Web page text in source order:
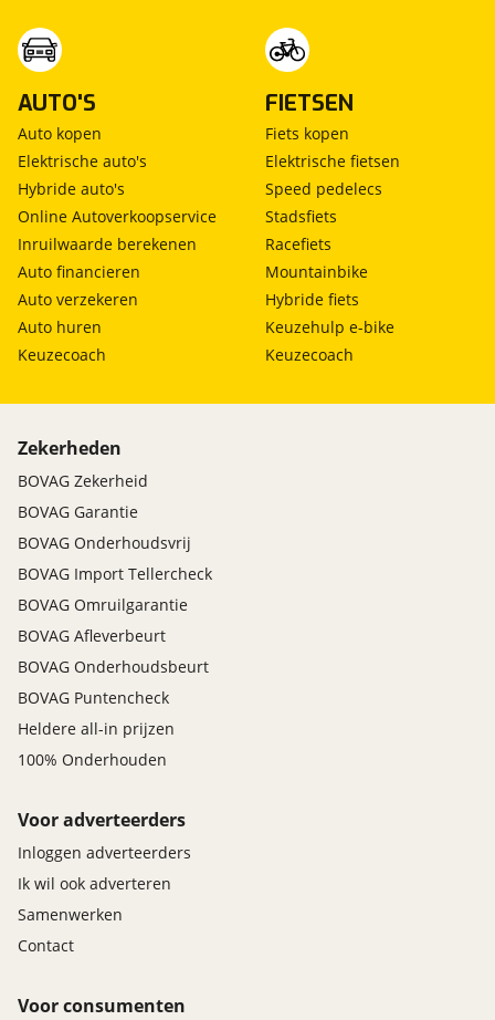
AUTO'S
Auto kopen
Elektrische auto's
Hybride auto's
Online Autoverkoopservice
Inruilwaarde berekenen
Auto financieren
Auto verzekeren
Auto huren
Keuzecoach
FIETSEN
Fiets kopen
Elektrische fietsen
Speed pedelecs
Stadsfiets
Racefiets
Mountainbike
Hybride fiets
Keuzehulp e-bike
Keuzecoach
Zekerheden
BOVAG Zekerheid
BOVAG Garantie
BOVAG Onderhoudsvrij
BOVAG Import Tellercheck
BOVAG Omruilgarantie
BOVAG Afleverbeurt
BOVAG Onderhoudsbeurt
BOVAG Puntencheck
Heldere all-in prijzen
100% Onderhouden
Voor adverteerders
Inloggen adverteerders
Ik wil ook adverteren
Samenwerken
Contact
Voor consumenten